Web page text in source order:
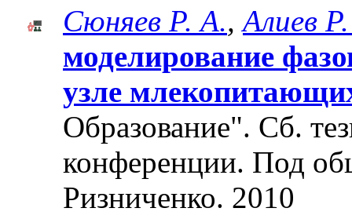
Сюняев Р. А.,Алиев
моделирование
узле
Образование". Cб.
конференции. Под
Ризниченко. 2010